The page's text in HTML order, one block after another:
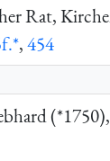
Rat,
,454